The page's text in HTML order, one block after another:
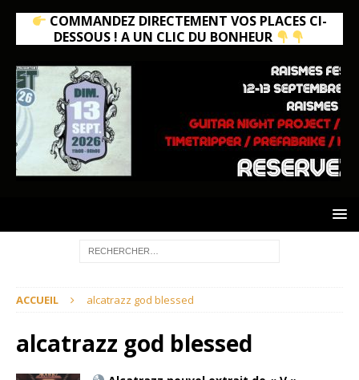
COMMANDEZ DIRECTEMENT VOS PLACES CI-
DESSOUS ! A UN CLIC DU BONHEUR
ACCUEIL alcatrazz god blessed
alcatrazz god blessed